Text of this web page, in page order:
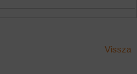
Vissza